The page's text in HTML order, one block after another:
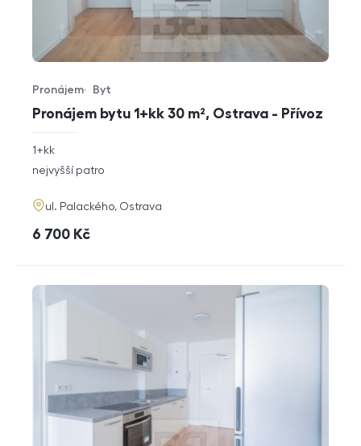
Pronájem bytu 1+kk 30 m², Ostrava - Přívoz
Typ nabídky
Pronájem
Typ nemovitosti
Byt
rozměry
dispozice
1+kk
funkce
nejvyšší patro
adresa
ul. Palackého, Ostrava
cena
6 700 Kč